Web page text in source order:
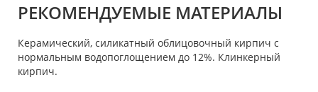
РЕКОМЕНДУЕМЫЕ МАТЕРИАЛЫ
Керамический, силикатный облицовочный кирпич с
нормальным водопоглощением до 12%. Клинкерный
кирпич.